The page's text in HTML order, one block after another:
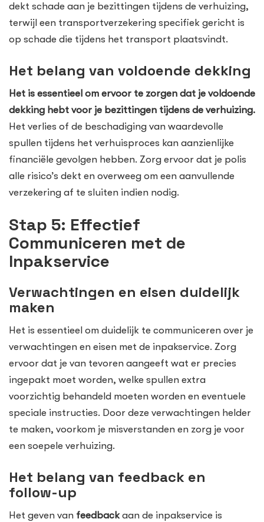
dekt schade aan je bezittingen tijdens de verhuizing,
terwijl een transportverzekering specifiek gericht is
op schade die tijdens het transport plaatsvindt.
Het belang van voldoende dekking
Het is essentieel om ervoor te zorgen dat je voldoende
dekking hebt voor je bezittingen tijdens de verhuizing.
Het verlies of de beschadiging van waardevolle
spullen tijdens het verhuisproces kan aanzienlijke
financiële gevolgen hebben. Zorg ervoor dat je polis
alle risico’s dekt en overweeg om een aanvullende
verzekering af te sluiten indien nodig.
Stap 5: Effectief
Communiceren met de
Inpakservice
Verwachtingen en eisen duidelijk
maken
Het is essentieel om duidelijk te communiceren over je
verwachtingen en eisen met de inpakservice. Zorg
ervoor dat je van tevoren aangeeft wat er precies
ingepakt moet worden, welke spullen extra
voorzichtig behandeld moeten worden en eventuele
speciale instructies. Door deze verwachtingen helder
te maken, voorkom je misverstanden en zorg je voor
een soepele verhuizing.
Het belang van feedback en
follow-up
Het geven van feedbackaan de inpakservice is